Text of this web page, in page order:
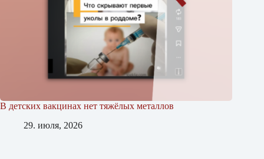
В детских вакцинах нет тяжёлых металлов
29. июля, 2026